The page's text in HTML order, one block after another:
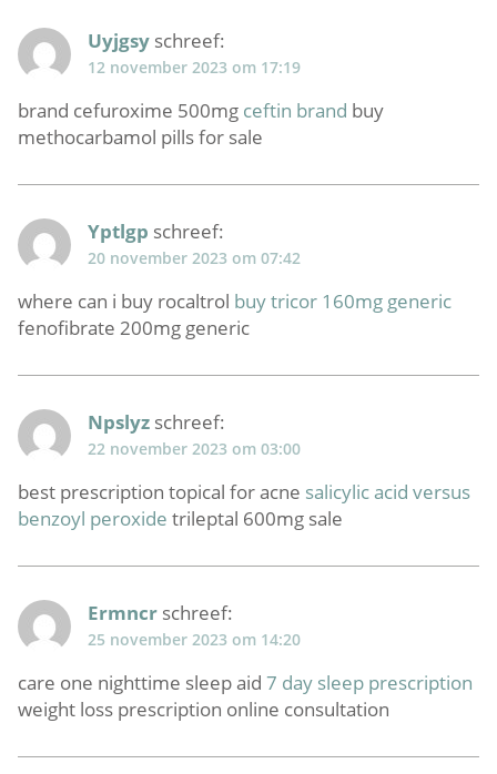
Uyjgsy schreef:
12 november 2023 om 17:19
brand cefuroxime 500mg ceftin brand buy
methocarbamol pills for sale
Yptlgp schreef:
20 november 2023 om 07:42
where can i buy rocaltrol buy tricor 160mg generic
fenofibrate 200mg generic
Npslyz schreef:
22 november 2023 om 03:00
best prescription topical for acne salicylic acid versus
benzoyl peroxide trileptal 600mg sale
Ermncr schreef:
25 november 2023 om 14:20
care one nighttime sleep aid 7 day sleep prescription
weight loss prescription online consultation